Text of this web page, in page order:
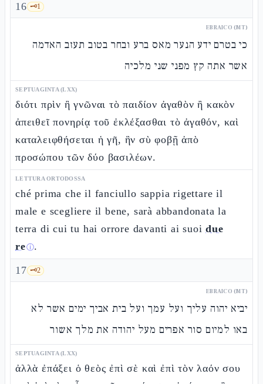
16 🗝️1
EBRAICO (MT)
כי בטרם ידע הנער מאס ברע ובחר בטוב תעזב האדמה
אשר אתה קץ מפני שני מלכיה
SEPTUAGINTA (LXX)
διότι πρὶν ἢ γνῶναι τὸ παιδίον ἀγαθὸν ἢ κακὸν
ἀπειθεῖ πονηρίᾳ τοῦ ἐκλέξασθαι τὸ ἀγαθόν, καὶ
καταλειφθήσεται ἡ γῆ, ἣν σὺ φοβῇ ἀπὸ
προσώπου τῶν δύο βασιλέων.
LETTURA ORTODOSSA
ché prima che il fanciullo sappia rigettare il
male e scegliere il bene, sarà abbandonata la
terra di cui tu hai orrore davanti ai suoidue
reⓘ.
17 🗝️2
EBRAICO (MT)
יביא יהוה עליך ועל עמך ועל בית אביך ימים אשר לא
באו למיום סור אפרים מעל יהודה את מלך אשור
SEPTUAGINTA (LXX)
ἀλλὰ ἐπάξει ὁ θεὸς ἐπὶ σὲ καὶ ἐπὶ τὸν λαόν σου